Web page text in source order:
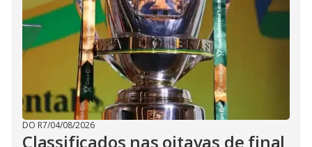
DO R7/04/08/2026
Classificados nas oitavas de final